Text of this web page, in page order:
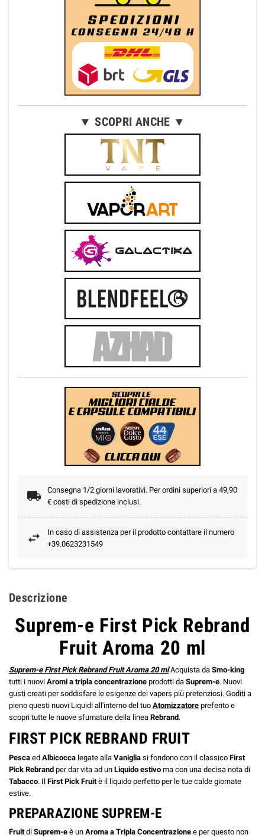
▼ SCOPRI ANCHE ▼
Consegna 1/2 giorni lavorativi. Per ordini superiori a 49,90
€ costi di spedizione inclusi.
In caso di assistenza per il prodotto contattare il numero
+39.0623231549
Descrizione
Suprem-e First Pick Rebrand
Fruit Aroma 20 ml
Suprem-e First Pick Rebrand Fruit Aroma 20 mlAcquista da Smo-king
tutti i nuovi Aromi a tripla concentrazione prodotti da Suprem-e. Nuovi
gusti creati per soddisfare le esigenze dei vapers più pretenziosi. Goditi a
pieno questi nuovi Liquidi all'interno del tuo Atomizzatore preferito e
scopri tutte le nuove sfumature della linea Rebrand.
FIRST PICK REBRAND FRUIT
Pesca ed Albicocca legate alla Vaniglia si fondono con il classico First
Pick Rebrand per dar vita ad un Liquido estivo ma con una decisa nota di
Tabacco. Il First Pick Fruit è il liquido perfetto per le tue calde giornate
estive.
PREPARAZIONE SUPREM-E
Fruit di Suprem-e è un Aroma a Tripla Concentrazione e per questo non